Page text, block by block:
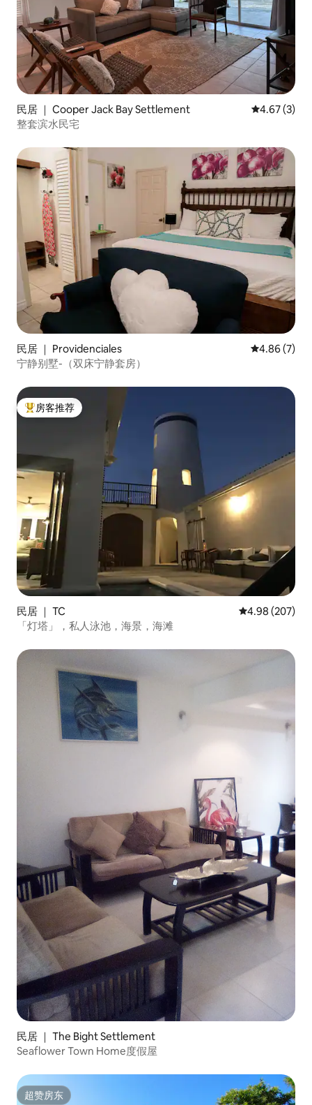
民居 ｜ Cooper Jack Bay Settlement 平均评分
4.67 (3)
整套滨水民宅
民居 ｜ Providenciales 平均评分
4.86 (7)
宁静别墅-（双床宁静套房）
热门「房客推荐」
房客推荐
民居 ｜ TC 平均评分 4.98
4.98 (207)
「灯塔」，私人泳池，海景，海滩
民居 ｜ The Bight Settlement
Seaflower Town Home度假屋
超赞房东
超赞房东